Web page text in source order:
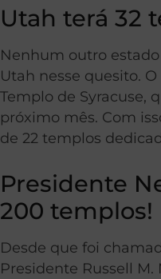
Utah terá 32
Nenhum outro
Utah nesse quesito.
Templo de Syracuse,
próximo mês. Com
de 22 templos
Presidente
200 templos!
Desde que foi
Presidente Russell